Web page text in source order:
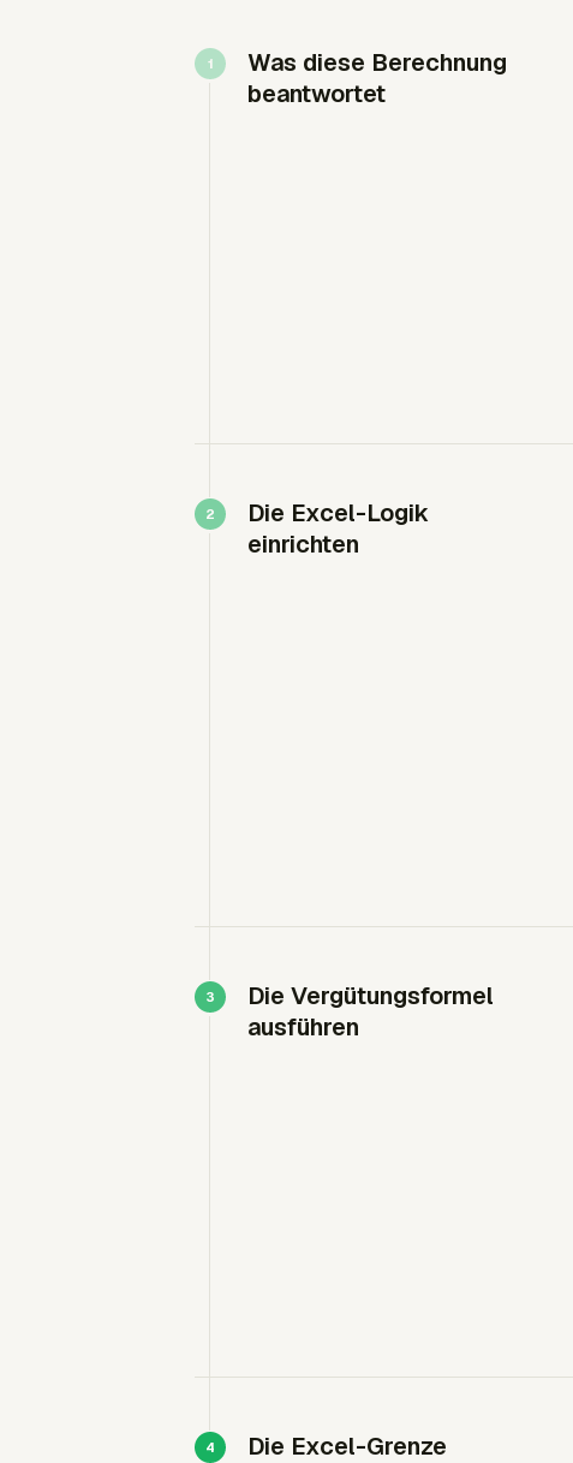
Was diese Berechnung
beantwortet
Die Excel-Logik
einrichten
Die Vergütungsformel
ausführen
Die Excel-Grenze